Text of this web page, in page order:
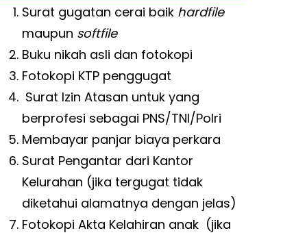
Surat gugatan cerai baik hardfile
maupun softfile
Buku nikah asli dan fotokopi
Fotokopi KTP penggugat
Surat Izin Atasan untuk yang
berprofesi sebagai PNS/TNI/Polri
Membayar panjar biaya perkara
Surat Pengantar dari Kantor
Kelurahan (jika tergugat tidak
diketahui alamatnya dengan jelas)
Fotokopi Akta Kelahiran anak (jika